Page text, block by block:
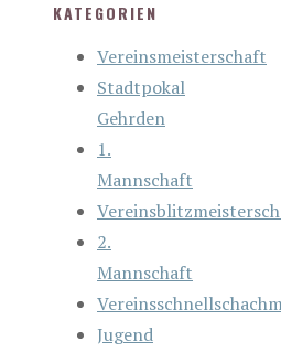
KATEGORIEN
Vereinsmeisterschaft
Stadtpokal
Gehrden
1.
Mannschaft
2.
Mannschaft
Jugend